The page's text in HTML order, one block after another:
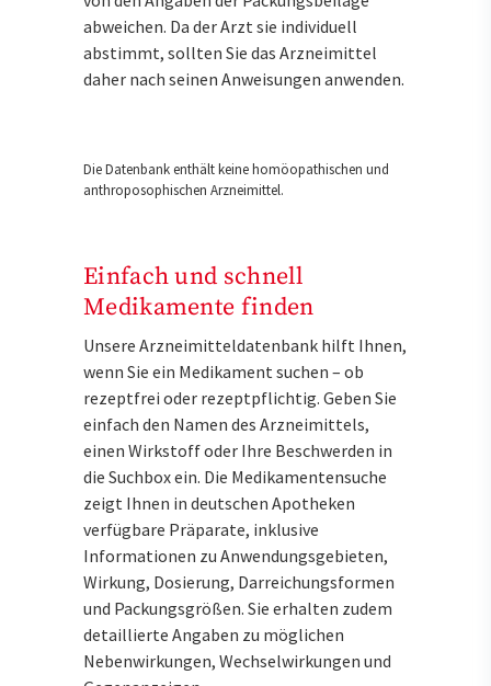
abweichen. Da der Arzt sie individuell
abstimmt, sollten Sie das Arzneimittel
daher nach seinen Anweisungen anwenden.
Die Datenbank enthält keine homöopathischen und
anthroposophischen Arzneimittel.
Einfach und schnell
Medikamente finden
Unsere Arzneimitteldatenbank hilft Ihnen,
wenn Sie ein Medikament suchen – ob
rezeptfrei oder rezeptpflichtig. Geben Sie
einfach den Namen des Arzneimittels,
einen Wirkstoff oder Ihre Beschwerden in
die Suchbox ein. Die Medikamentensuche
zeigt Ihnen in deutschen Apotheken
verfügbare Präparate, inklusive
Informationen zu Anwendungsgebieten,
Wirkung, Dosierung, Darreichungsformen
und Packungsgrößen. Sie erhalten zudem
detaillierte Angaben zu möglichen
Nebenwirkungen, Wechselwirkungen und